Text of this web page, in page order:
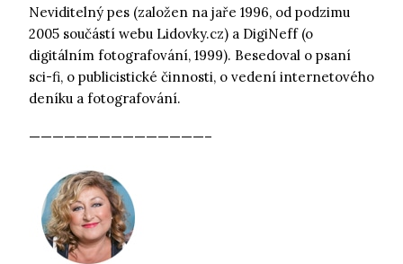
Neviditelný pes (založen na jaře 1996, od podzimu
2005 součástí webu Lidovky.cz) a DigiNeff (o
digitálním fotografování, 1999). Besedoval o psaní
sci-fi, o publicistické činnosti, o vedení internetového
deníku a fotografování.
———————————————–